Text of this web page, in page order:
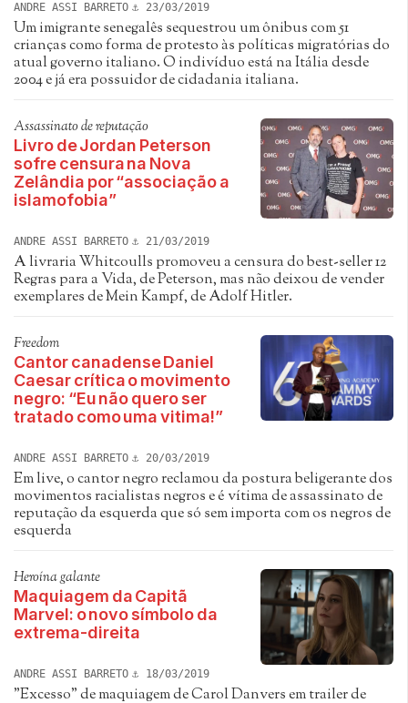
ANDRE ASSI BARRETO 23/03/2019
Um imigrante senegalês sequestrou um ônibus com 51
crianças como forma de protesto às políticas migratórias do
atual governo italiano. O indivíduo está na Itália desde
2004 e já era possuidor de cidadania italiana.
Assassinato de reputação
Livro de Jordan Peterson
sofre censura na Nova
Zelândia por “associação a
islamofobia”
ANDRE ASSI BARRETO 21/03/2019
A livraria Whitcoulls promoveu a censura do best-seller 12
Regras para a Vida, de Peterson, mas não deixou de vender
exemplares de Mein Kampf, de Adolf Hitler.
Freedom
Cantor canadense Daniel
Caesar crítica o movimento
negro: “Eu não quero ser
tratado como uma vitima!”
ANDRE ASSI BARRETO 20/03/2019
Em live, o cantor negro reclamou da postura beligerante dos
movimentos racialistas negros e é vítima de assassinato de
reputação da esquerda que só sem importa com os negros de
esquerda
Heroína galante
Maquiagem da Capitã
Marvel: o novo símbolo da
extrema-direita
ANDRE ASSI BARRETO 18/03/2019
"Excesso" de maquiagem de Carol Danvers em trailer de